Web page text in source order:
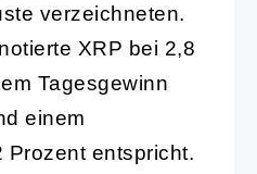
verzeichneten.
XRP bei 2,8
Tagesgewinn
einem
Prozent entspricht.